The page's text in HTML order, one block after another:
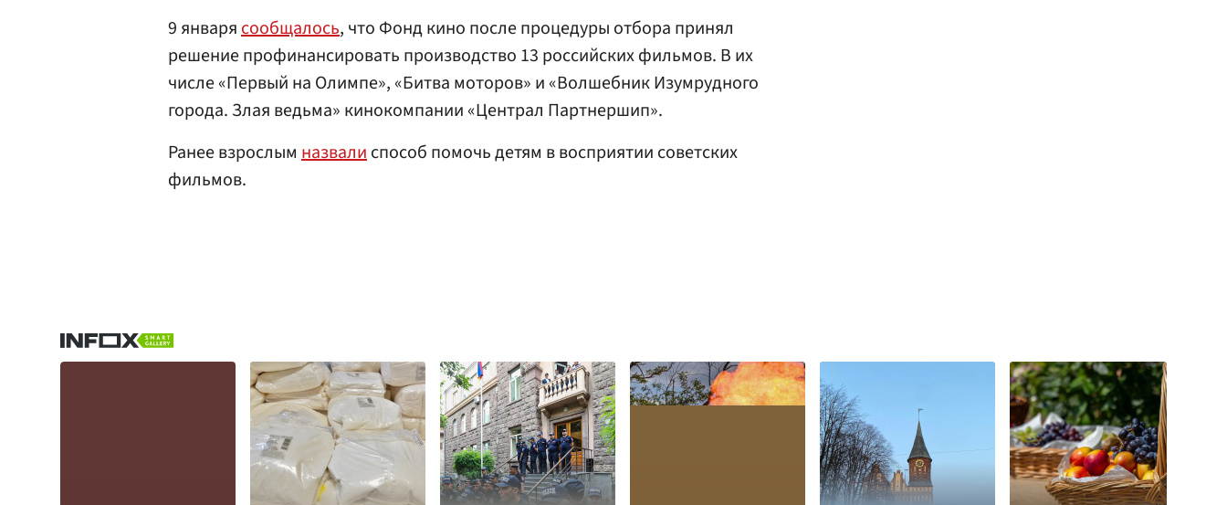
9 январясообщалось, что Фонд кино после процедуры отбора принял
решение профинансировать производство 13 российских фильмов. В их
числе «Первый на Олимпе», «Битва моторов» и «Волшебник Изумрудного
города. Злая ведьма» кинокомпании «Централ Партнершип».
Ранее взрослым назвалиспособ помочь детям в восприятии советских
фильмов.